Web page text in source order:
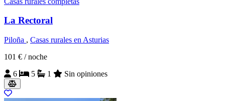
La Rectoral
Piloña , Casas rurales en Asturias
101 € / noche
6
5 1 Sin opiniones